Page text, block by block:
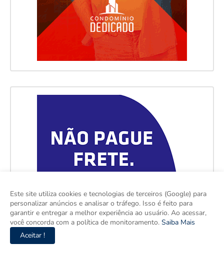
Este site utiliza cookies e tecnologias de terceiros (Google) para
personalizar anúncios e analisar o tráfego. Isso é feito para
garantir e entregar a melhor experiência ao usuário. Ao acessar,
você concorda com a política de monitoramento. Saiba Mais
Aceitar !